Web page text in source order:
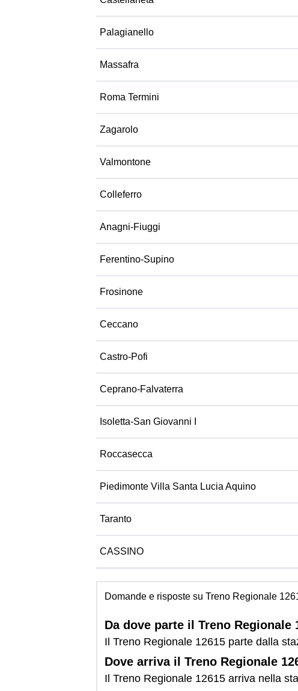
Palagianello
Massafra
Roma Termini
Zagarolo
Valmontone
Colleferro
Anagni-Fiuggi
Ferentino-Supino
Frosinone
Ceccano
Castro-Pofi
Ceprano-Falvaterra
Isoletta-San Giovanni I
Roccasecca
Piedimonte Villa Santa Lucia Aquino
Taranto
CASSINO
Domande e risposte su Treno Regionale
Da dove parte il Treno Regionale
Il Treno Regionale 12615 parte dalla
Dove arriva il Treno Regionale
Il Treno Regionale 12615 arriva nella